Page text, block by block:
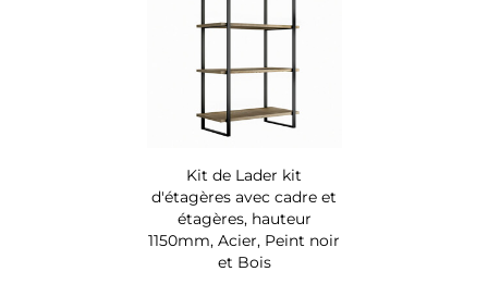
Kit de Lader kit
d'étagères avec cadre et
étagères, hauteur
1150mm, Acier, Peint noir
et Bois